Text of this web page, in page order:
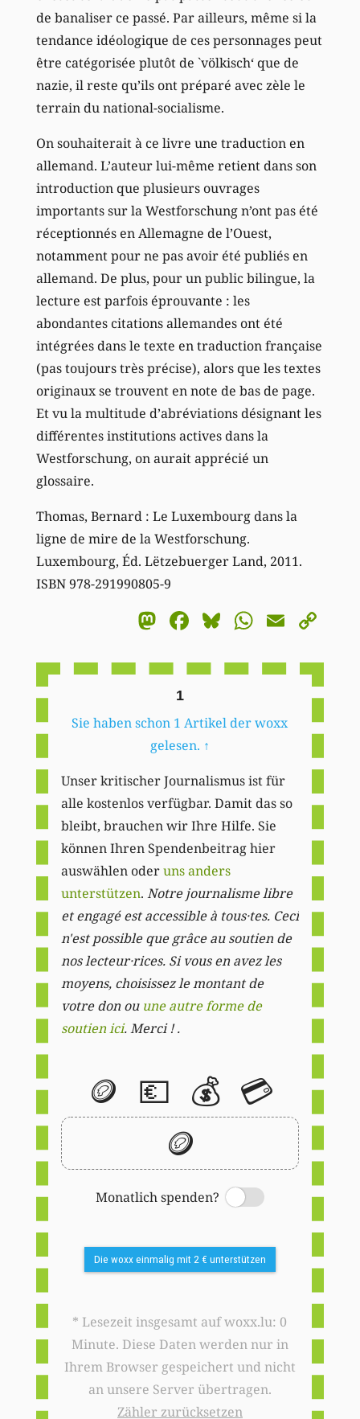
de banaliser ce passé. Par ailleurs, même si la
tendance idéologique de ces personnages peut
être catégorisée plutôt de `völkisch‘ que de
nazie, il reste qu’ils ont préparé avec zèle le
terrain du national-socialisme.
On souhaiterait à ce livre une traduction en
allemand. L’auteur lui-même retient dans son
introduction que plusieurs ouvrages
importants sur la Westforschung n’ont pas été
réceptionnés en Allemagne de l’Ouest,
notamment pour ne pas avoir été publiés en
allemand. De plus, pour un public bilingue, la
lecture est parfois éprouvante : les
abondantes citations allemandes ont été
intégrées dans le texte en traduction française
(pas toujours très précise), alors que les textes
originaux se trouvent en note de bas de page.
Et vu la multitude d’abréviations désignant les
différentes institutions actives dans la
Westforschung, on aurait apprécié un
glossaire.
Thomas, Bernard : Le Luxembourg dans la
ligne de mire de la Westforschung.
Luxembourg, Éd. Lëtzebuerger Land, 2011.
ISBN 978-291990805-9
Mastodon
Facebook
BlueskyEmail
1
Sie haben schon 1 Artikel der woxx
gelesen. ↑
Unser kritischer Journalismus ist für
alle kostenlos verfügbar. Damit das so
bleibt, brauchen wir Ihre Hilfe. Sie
können Ihren Spendenbeitrag hier
auswählen oderuns anders
unterstützen. Notre journalisme libre
et engagé est accessible à tous·tes. Ceci
n'est possible que grâce au soutien de
nos lecteur·rices. Si vous en avez les
moyens, choisissez le montant de
votre don ou une autre forme de
soutien ici. Merci ! .
🪙 💶 💰 💳
🪙
Monatlich spenden?
Switch
Die woxx einmalig mit 2 € unterstützen
* Lesezeit insgesamt auf woxx.lu: 0
Minute. Diese Daten werden nur in
Ihrem Browser gespeichert und nicht
an unsere Server übertragen.
Zähler zurücksetzen